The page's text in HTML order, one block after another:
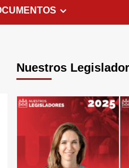
Nuestros